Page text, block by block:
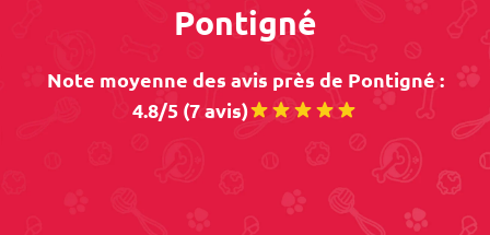
Pontigné
Note moyenne des avis près de Pontigné :
4.8/5 (7 avis)